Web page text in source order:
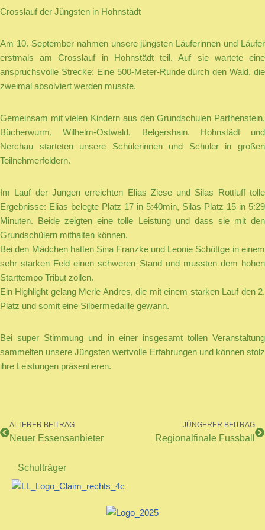
Crosslauf der Jüngsten in Hohnstädt
Am 10. September nahmen unsere jüngsten Läuferinnen und Läufer
erstmals am Crosslauf in Hohnstädt teil. Auf sie wartete eine
anspruchsvolle Strecke: Eine 500-Meter-Runde durch den Wald, die
zweimal absolviert werden musste.
Gemeinsam mit vielen Kindern aus den Grundschulen Parthenstein,
Bücherwurm, Wilhelm-Ostwald, Belgershain, Hohnstädt und
Nerchau starteten unsere Schülerinnen und Schüler in großen
Teilnehmerfeldern.
Im Lauf der Jungen erreichten Elias Ziese und Silas Rottluff tolle
Ergebnisse: Elias belegte Platz 17 in 5:40min, Silas Platz 15 in 5:29
Minuten. Beide zeigten eine tolle Leistung und dass sie mit den
Grundschülern mithalten können.
Bei den Mädchen hatten Sina Franzke und Leonie Schöttge in einem
sehr starken Feld einen schweren Stand und mussten dem hohen
Starttempo Tribut zollen.
Ein Highlight gelang Merle Andres, die mit einem starken Lauf den 2.
Platz und somit eine Silbermedaille gewann.
Bei super Stimmung und in einer insgesamt tollen Veranstaltung
sammelten unsere Jüngsten wertvolle Erfahrungen und können stolz
ihre Leistungen präsentieren.
ÄLTERER BEITRAG
Neuer Essensanbieter
JÜNGERER BEITRAG
Regionalfinale Fussball
Schulträger